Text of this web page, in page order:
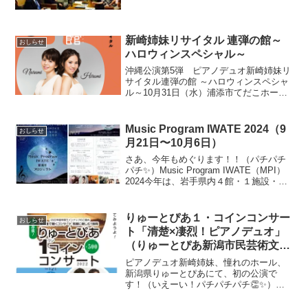
か、オープニングア...
おしらせ
新崎姉妹リサイタル 連弾の館～
ハロウィンスペシャル～
沖縄公演第5弾 ピアノデュオ新崎姉妹リ
サイタル連弾の館 ～ハロウィンスペシャ
ル～10月31日（水）浦添市てだこホー
お問い合わせ（事務局）：aras...
おしらせ
Music Program IWATE 2024（9
月21日〜10月6日）
さあ、今年もめぐります！！（パチパチ
パチ✨）Music Program IWATE（MPI）
2024今年は、岩手県内４館・１施設・１
す。今年のスケジュールはこちら（圧
巻！...
おしらせ
りゅーとぴあ１・コインコンサー
ト「清楚×凄烈！ピアノデュオ」
（りゅーとぴあ新潟市民芸術文化
会館）のおしらせ
ピアノデュオ新崎姉妹、憧れのホール、
新潟県りゅーとぴあにて、初の公演で
す！（いえーい！パチパチパチ👏✨）🎵